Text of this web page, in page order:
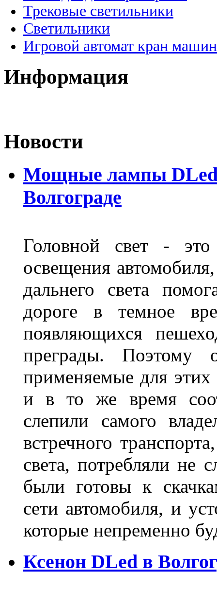
Трековые светильники
Светильники
Игровой автомат кран
Информация
Новости
Мощные лампы DLed
Волгограде
Головной свет -
освещения
дальнего света
дороге в темное
появляющихся
преграды. Поэтому
применяемые для
и в то же время
слепили самого
встречного
света, потребляли не
были готовы к
сети автомобиля, и
которые непременно
Ксенон DLed в